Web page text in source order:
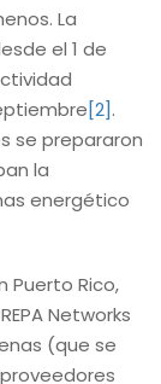
La
el 1 de
[2].
se prepararon
la
energético
Puerto Rico,
Networks
(que se